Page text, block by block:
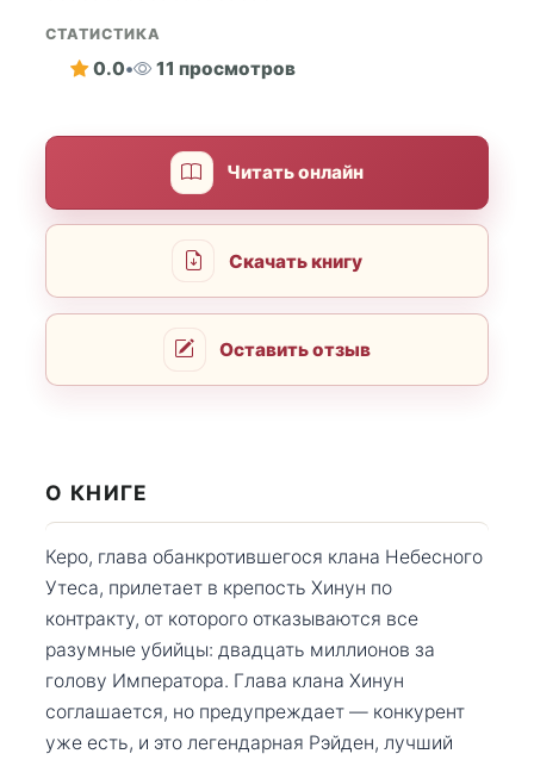
СТАТИСТИКА
0.0• 11 просмотров
Читать онлайн
Скачать книгу
Оставить отзыв
О КНИГЕ
Керо, глава обанкротившегося клана Небесного
Утеса, прилетает в крепость Хинун по
контракту, от которого отказываются все
разумные убийцы: двадцать миллионов за
голову Императора. Глава клана Хинун
соглашается, но предупреждает — конкурент
уже есть, и это легендарная Рэйден, лучший